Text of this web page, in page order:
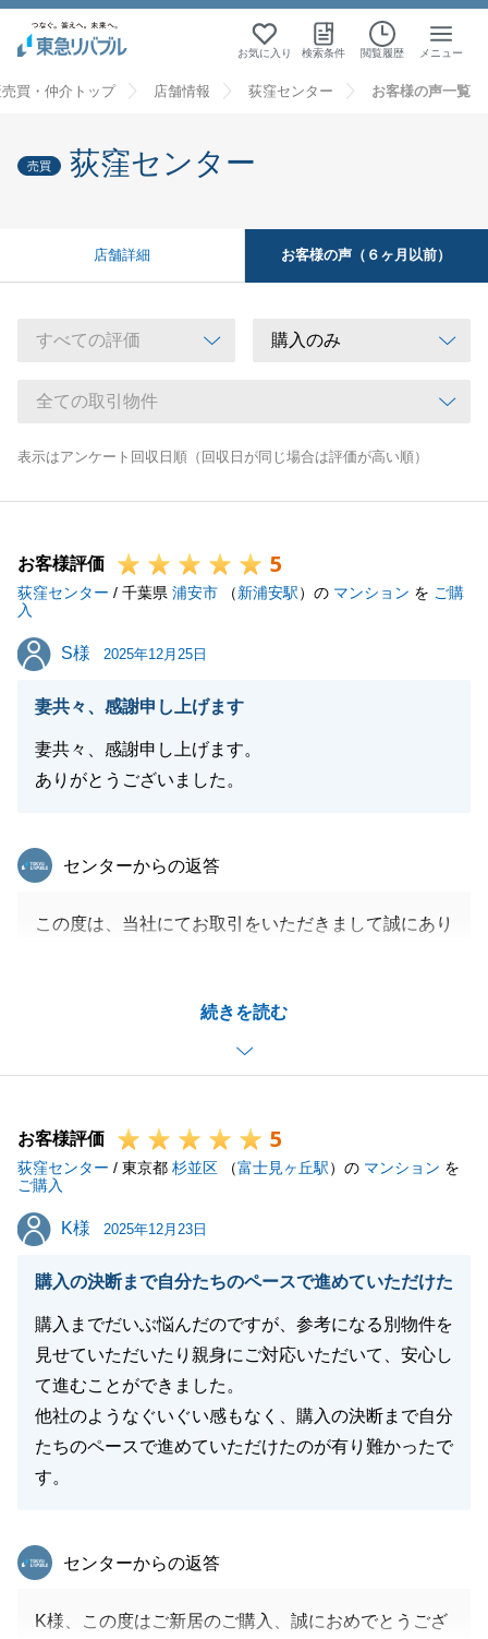
お気に入り 検索条件 閲覧履歴 メニュー
買・仲介トップ 店舗情報 荻窪センター お客様の声一覧
売買 荻窪センター
店舗詳細 お客様の声（６ヶ月以前）
表示はアンケート回収日順（回収日が同じ場合は評価が高い順）
お客様評価 5
荻窪センター / 千葉県 浦安市 （新浦安駅）の マンション を ご購
入
S様
S様 2025年12月25日
妻共々、感謝申し上げます
妻共々、感謝申し上げます。
ありがとうございました。
続きを読む
東急リバブル
センターからの返答
この度は、当社にてお取引をいただきまして誠にあり
でスムーズにお取引を進めることができました。
本当にありがとうございました。
今後、お困りごとなどがございましたらお気軽にお声
引き続き、どうぞ、よろしくお願い申し上げます。
お客様評価 5
荻窪センター / 東京都 杉並区 （富士見ヶ丘駅）の マンション を
ご購入
K様
K様 2025年12月23日
購入の決断まで自分たちのペースで進めていただけた
購入までだいぶ悩んだのですが、参考になる別物件を
見せていただいたり親身にご対応いただいて、安心し
て進むことができました。
他社のようなぐいぐい感もなく、購入の決断まで自分
たちのペースで進めていただけたのが有り難かったで
す。
東急リバブル
センターからの返答
K様、この度はご新居のご購入、誠におめでとうござ